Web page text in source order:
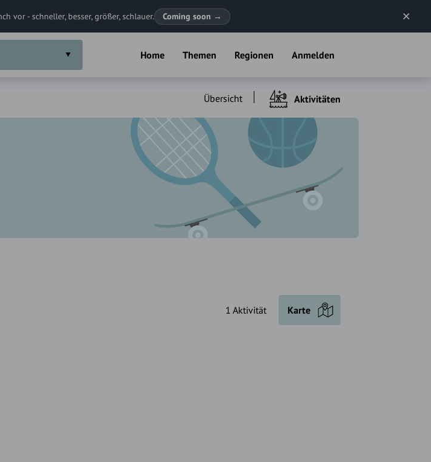
vor - schneller, besser, größer, schlauer. Coming soon →
Home Themen Regionen Anmelden
Übersicht Aktivitäten
1 Aktivität Karte